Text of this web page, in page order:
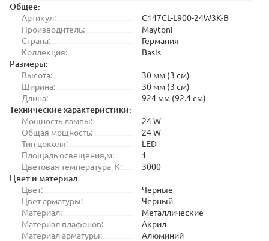
Общее:
Артикул:
C147CL-L900-24W3K-B
Производитель:
Maytoni
Страна:
Германия
Коллекция:
Basis
Размеры:
Высота:
30 мм (3 см)
Ширина:
30 мм (3 см)
Длина:
924 мм (92.4 см)
Технические характеристики:
Мощность лампы:
24 W
Общая мощность:
24 W
Тип цоколя:
LED
Площадь освещения,м:
1
Цветовая температура, K:
3000
Цвет и материал:
Цвет:
Черные
Цвет арматуры:
Черный
Материал:
Металлические
Материал плафонов:
Акрил
Материал арматуры:
Алюминий